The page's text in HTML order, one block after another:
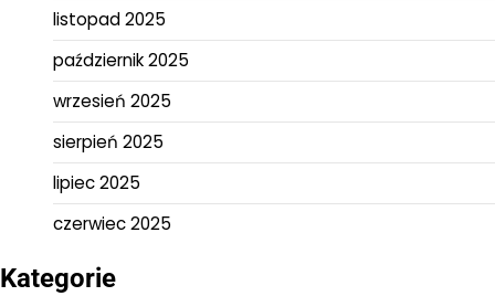
listopad 2025
październik 2025
wrzesień 2025
sierpień 2025
lipiec 2025
czerwiec 2025
Kategorie